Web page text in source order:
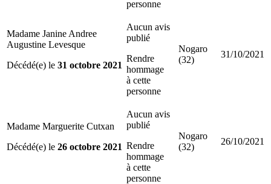
personne
Madame Janine Andree
Augustine Levesque
Décédé(e) le 31 octobre 2021
Aucun avis
publié
Rendre
hommage
à cette
personne
Nogaro
(32)
31/10/2021
Madame Marguerite Cutxan
Décédé(e) le 26 octobre 2021
Aucun avis
publié
Rendre
hommage
à cette
personne
Nogaro
(32)
26/10/2021